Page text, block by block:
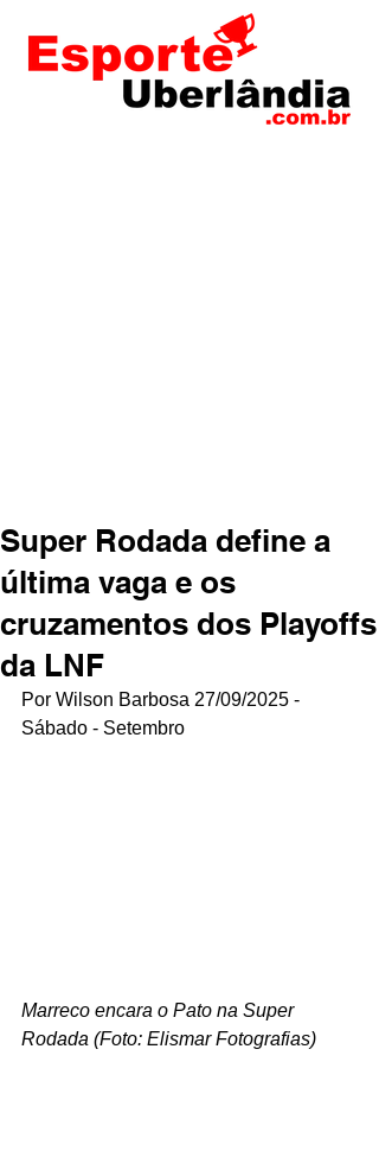
Super Rodada define a
última vaga e os
cruzamentos dos Playoffs
da LNF
Por Wilson Barbosa 27/09/2025 -
Sábado - Setembro
Marreco encara o Pato na Super
Rodada (Foto: Elismar Fotografias)